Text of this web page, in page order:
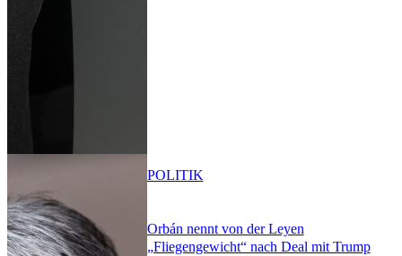
Orbán nennt von der Leyen
„Fliegengewicht“ nach Deal mit Trump
POLITIK